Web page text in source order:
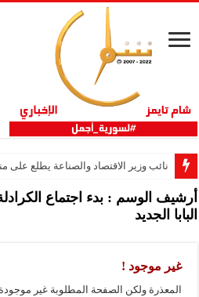
نائب وزير الاقتصاد والصناعة يطلع على
أرشيف الوسم :بدء اجتماع
البابا الجديد
غير موجود !
المعذرة ولكن الصفحة المطلوبة غير